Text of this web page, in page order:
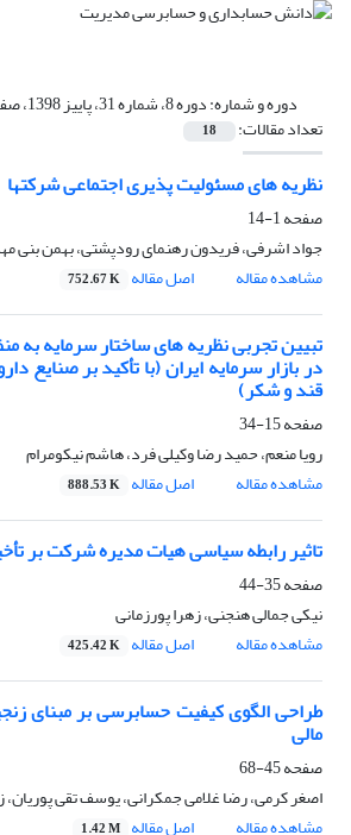
دوره و شماره:دوره 8، شماره 31، پاییز 1398، صفحه 1-273
تعداد مقالات: 18
نظریه های مسئولیت پذیری اجتماعی شرکتها
صفحه1-14
جواد اشرفی، فریدون رهنمای رودپشتی، بهمن بنی
مشاهده مقاله
اصل مقاله 752.67 K
تبیین تجربی نظریه های ساختار سرمایه به
در بازار سرمایه ایران (با تأکید بر صنایع
قند و شکر)
صفحه15-34
رویا منعم، حمید رضا وکیلی فرد، هاشم نیکومرام
مشاهده مقاله
اصل مقاله 888.53 K
تاثیر رابطه سیاسی هیات مدیره شرکت بر
صفحه35-44
نیکی جمالی هنجنی، زهرا پورزمانی
مشاهده مقاله
اصل مقاله 425.42 K
طراحی الگوی کیفیت حسابرسی بر مبنای
مالی
صفحه45-68
اصغر کرمی، رضا غلامی جمکرانی، یوسف تقی پوریان،
مشاهده مقاله
اصل مقاله 1.42 M